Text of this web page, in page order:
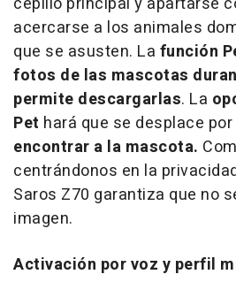
acercarse a los animales
que se asusten. La función
fotos de las mascotas
permite descargarlas. La
Pet hará que se desplace
encontrar a la mascota.
centrándonos en la
Saros Z70 garantiza que no
imagen.
Activación por voz y perfil